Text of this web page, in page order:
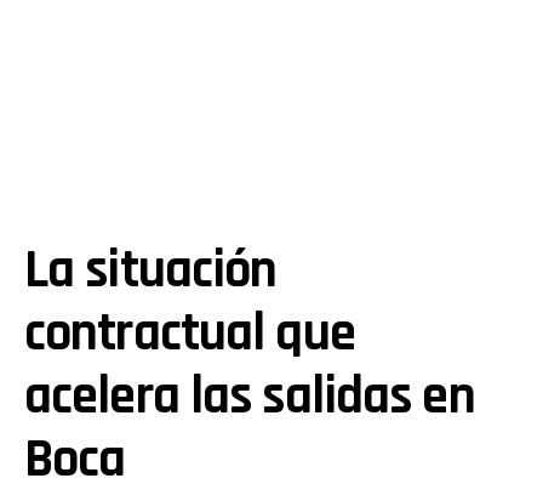
La situación
contractual que
acelera las salidas en
Boca